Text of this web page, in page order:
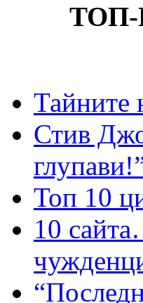
Тайните
Стив
Топ 10
10